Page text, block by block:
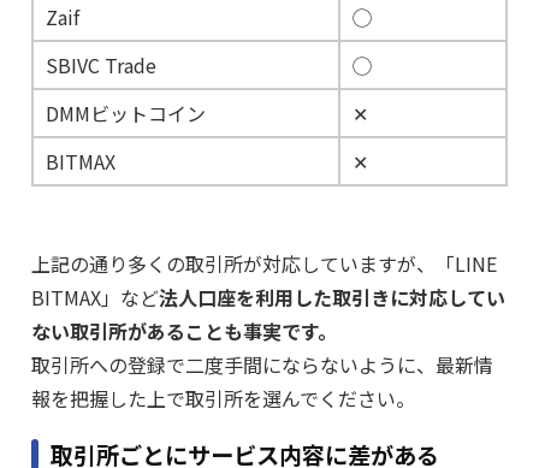
Zaif
◯
SBIVC Trade
◯
DMMビットコイン
✕
BITMAX
✕
上記の通り多くの取引所が対応していますが、「LINE
BITMAX」など法人口座を利用した取引きに対応してい
ない取引所があることも事実です。
取引所への登録で二度手間にならないように、最新情
報を把握した上で取引所を選んでください。
取引所ごとにサービス内容に差がある